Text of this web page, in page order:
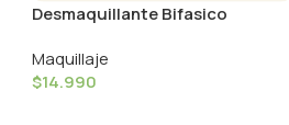
Desmaquillante Bifasico
Olivier
Maquillaje
$14.990